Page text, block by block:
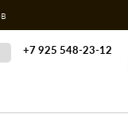
+7 925 548-23-12